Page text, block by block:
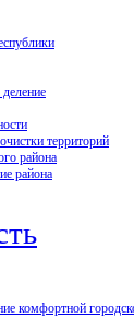
территорий
района
района
комфортной